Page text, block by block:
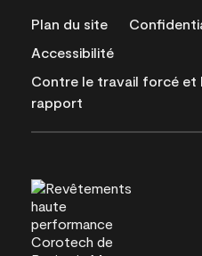
Plan du site
Accessibilité
Contre le travail forcé et
rapport